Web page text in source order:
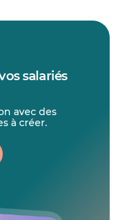
salariés
avec des
à créer.